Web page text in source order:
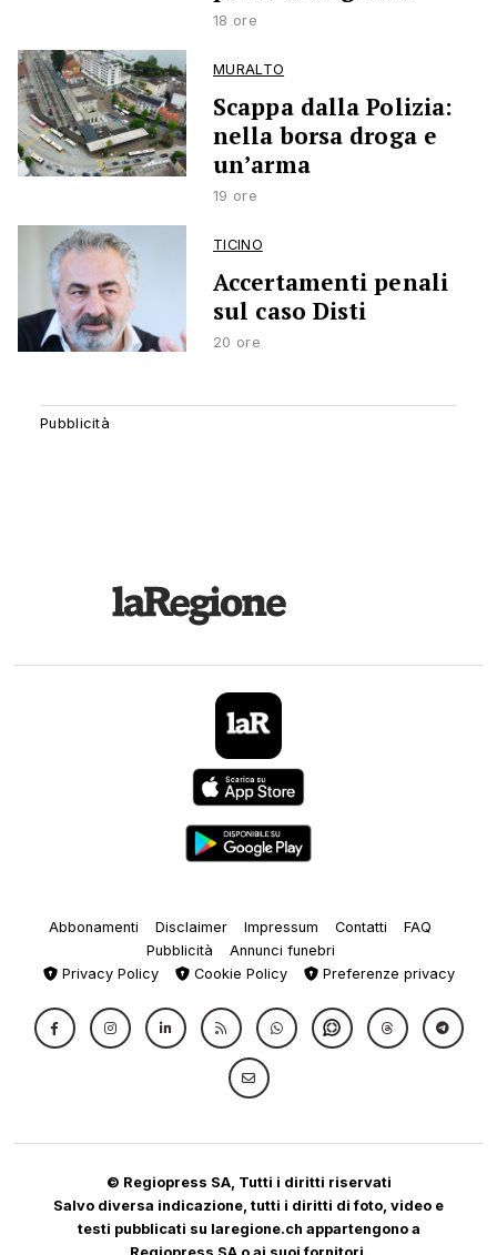
18 ore
MURALTO
Scappa dalla Polizia:
nella borsa droga e
un’arma
19 ore
TICINO
Accertamenti penali
sul caso Disti
20 ore
Abbonamenti Disclaimer Impressum Contatti
FAQ
Pubblicità
Annunci funebri
Privacy Policy
Cookie Policy Preferenze privacy
© Regiopress SA, Tutti i diritti riservati
Salvo diversa indicazione, tutti i diritti di foto, video e
testi pubblicati su laregione.ch appartengono a